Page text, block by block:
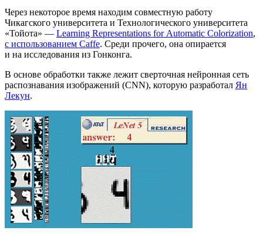
Через некоторое время находим совместную работу
Чикагского университета и Технологического университета
«Тойота» — Learning Representations for Automatic Colorization,
с использованием Caffe. Среди прочего, она опирается
и на исследования из Гонконга.
В основе обработки также лежит сверточная нейронная сеть
распознавания изображений (CNN), которую разработал Ян
Лекун.